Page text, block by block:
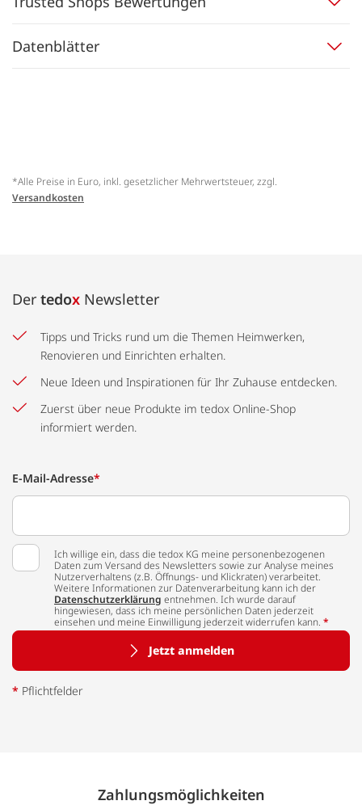
Datenblätter
*Alle Preise in Euro, inkl. gesetzlicher Mehrwertsteuer, zzgl.
Versandkosten
Der tedox Newsletter
Tipps und Tricks rund um die Themen Heimwerken,
Renovieren und Einrichten erhalten.
Neue Ideen und Inspirationen für Ihr Zuhause entdecken.
Zuerst über neue Produkte im tedox Online-Shop
informiert werden.
E-Mail-Adresse*
Ich willige ein, dass die tedox KG meine personenbezogenen
Daten zum Versand des Newsletters sowie zur Analyse meines
Nutzerverhaltens (z.B. Öffnungs- und Klickraten) verarbeitet.
Weitere Informationen zur Datenverarbeitung kann ich der
Datenschutzerklärung entnehmen. Ich wurde darauf
hingewiesen, dass ich meine persönlichen Daten jederzeit
einsehen und meine Einwilligung jederzeit widerrufen kann. *
Jetzt anmelden
* Pflichtfelder
Zahlungs­möglich­keiten